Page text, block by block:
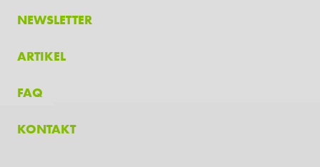
NEWSLETTER
ARTIKEL
FAQ
KONTAKT